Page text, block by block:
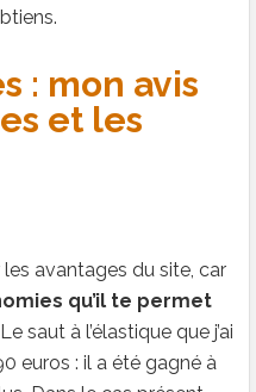
: mon avis
et les
avantages du site, car
qu’il te permet
Le saut à l’élastique que j’ai
euros : il a été gagné à